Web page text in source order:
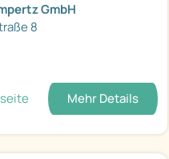
GmbH
8
Mehr Details